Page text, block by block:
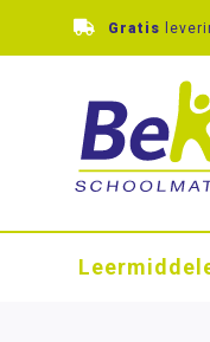
Gratis